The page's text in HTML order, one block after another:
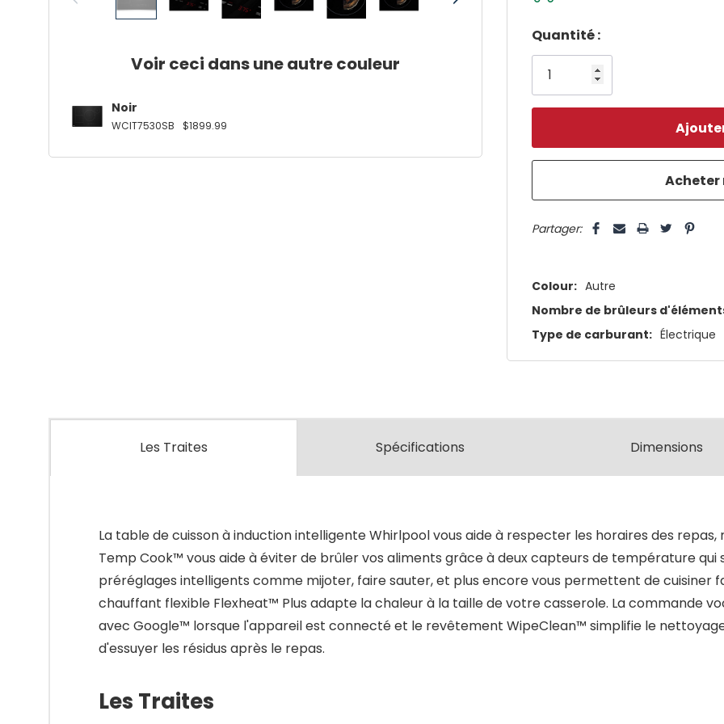
Voir ceci dans une autre couleur
Noir
WCIT7530SB $1899.99
Dépêchez-
vous!
plus
Quantité :
Partager:
Colour: Autre
Nombre de brûleurs
Type de carburant: Électrique
Les Traites Spécifications Dimensions
La table de cuisson à induction intelligente Whirlpool vous aide à respecter les horaires des
Temp Cook™ vous aide à éviter de brûler vos aliments grâce à deux capteurs de température
préréglages intelligents comme mijoter, faire sauter, et plus encore vous permettent de cuisiner
chauffant flexible Flexheat™ Plus adapte la chaleur à la taille de votre casserole. La commande
avec Google™ lorsque l'appareil est connecté et le revêtement WipeClean™ simplifie le
d'essuyer les résidus après le repas.
Les Traites